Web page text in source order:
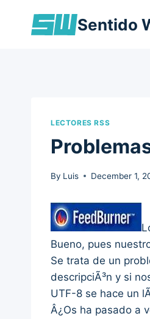
Sentido
LECTORES RSS
By Luis December 1,
Bueno, pues
Se trata de un
descripciÃ³n y si
UTF-8 se hace un
Â¿Os ha pasado a